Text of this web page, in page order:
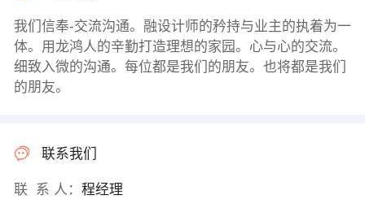
我们信奉-交流沟通。融设计师的矜持与业主的执着为一
体。用龙鸿人的辛勤打造理想的家园。心与心的交流。
细致入微的沟通。每位都是我们的朋友。也将都是我们
的朋友。
联系我们
联 系 人： 程经理